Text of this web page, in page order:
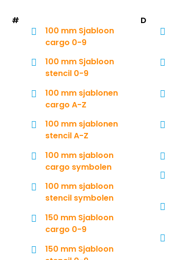
#
100 mm Sjabloon
cargo 0-9
100 mm Sjabloon
stencil 0-9
100 mm sjablonen
cargo A-Z
100 mm sjablonen
stencil A-Z
100 mm sjabloon
cargo symbolen
100 mm sjabloon
stencil symbolen
150 mm Sjabloon
cargo 0-9
150 mm Sjabloon
D